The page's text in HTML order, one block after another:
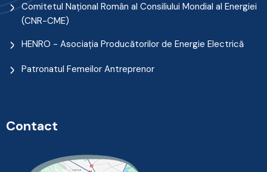
Comitetul Naţional Român al Consiliului Mondial al Energiei
(CNR-CME)
HENRO - Asociația Producătorilor de Energie Electrică
Patronatul Femeilor Antreprenor
Contact